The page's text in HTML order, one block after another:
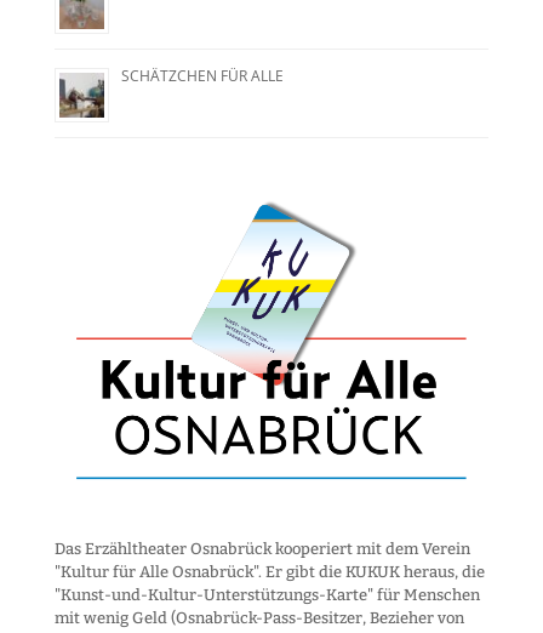
SCHÄTZCHEN FÜR ALLE
Das Erzähltheater Osnabrück kooperiert mit dem Verein
"Kultur für Alle Osnabrück". Er gibt die KUKUK heraus, die
"Kunst-und-Kultur-Unter­stützungs-Karte" für Menschen
mit wenig Geld (Osnabrück-Pass-Besitzer, Bezieher von